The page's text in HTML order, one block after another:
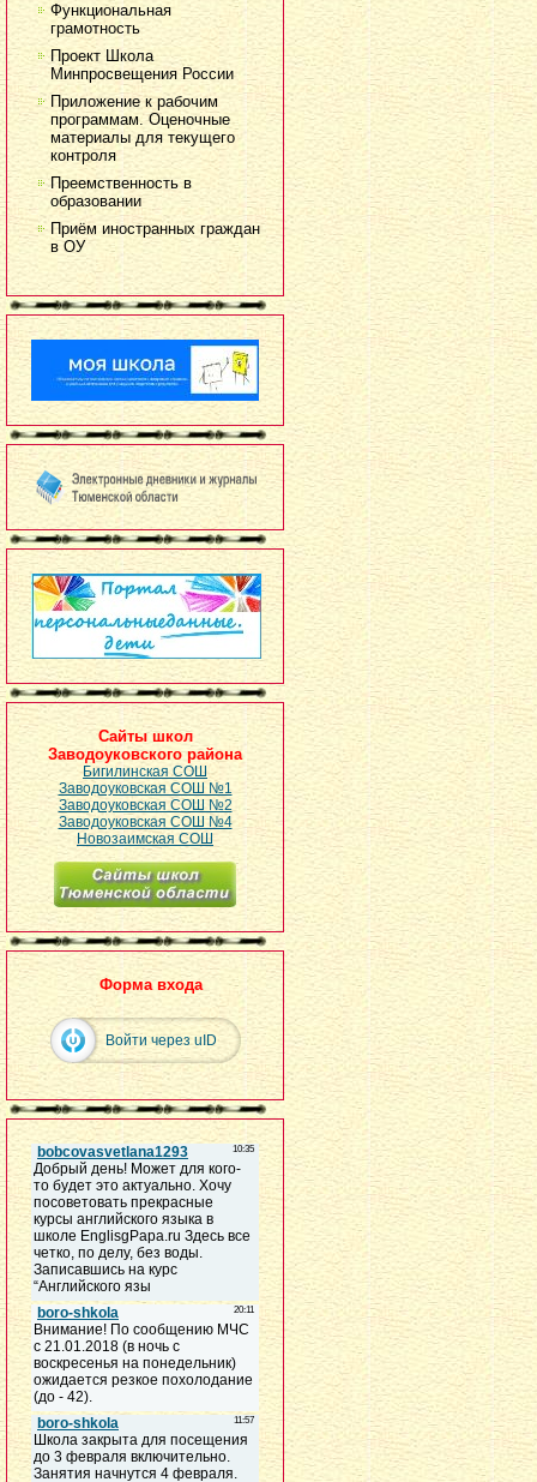
Функциональная
грамотность
Проект Школа
Минпросвещения России
Приложение к рабочим
программам. Оценочные
материалы для текущего
контроля
Преемственность в
образовании
Приём иностранных граждан
в ОУ
Сайты школ
Заводоуковского района
Бигилинская СОШ
Заводоуковская СОШ №1
Заводоуковская СОШ №2
Заводоуковская СОШ №4
Новозаимская СОШ
Форма входа
Войти через uID